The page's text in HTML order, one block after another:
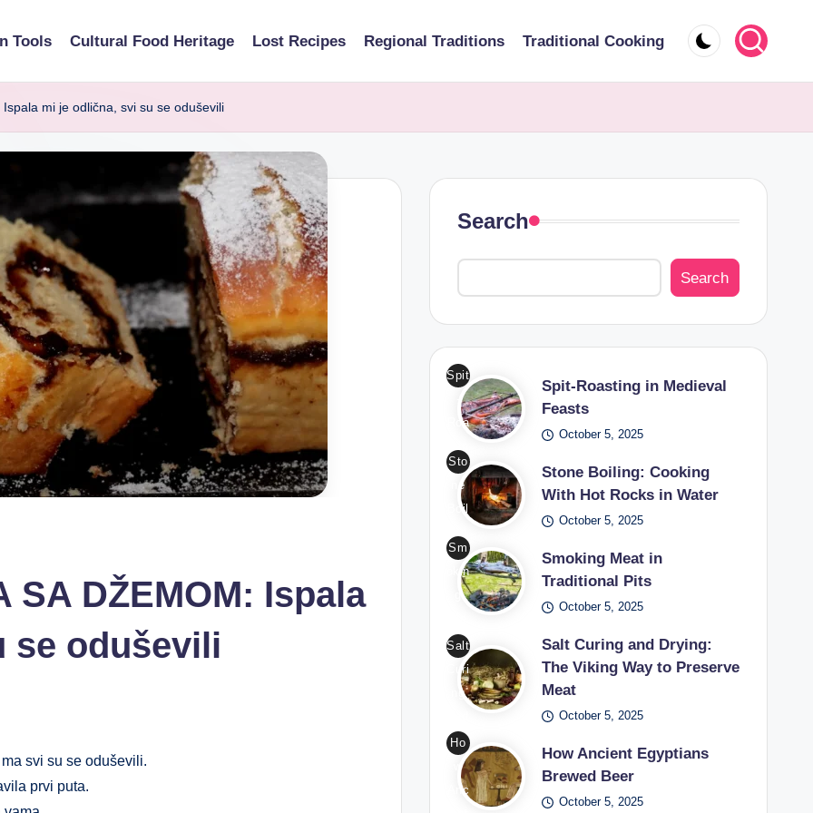
Tools Cultural Food Heritage Lost Recipes Regional Traditions Traditional Cooking
mi je odlična, svi su se oduševili
SA DŽEMOM: Ispala
se oduševili
svi su se oduševili.
prvi puta.
Search
Search
Spit
Roa
g in
Me
diev
al
Fea
sts
Pho
to:
Fre
Spit-Roasting in Medieval
Feasts
October 5, 2025
Sto
ne
Boil
Coo
king
Wit
Hot
Roc
ks
Wat
er /
Pho
Stone Boiling: Cooking
With Hot Rocks in Water
October 5, 2025
Sm
okin
at
Tra
onal
Pits
Smoking Meat in
Traditional Pits
October 5, 2025
Salt
Curi
ng
Dryi
ng
The
Salt Curing and Drying:
The Viking Way to Preserve
Meat
October 5, 2025
Ho
w
Anc
How Ancient Egyptians
Brewed Beer
October 5, 2025